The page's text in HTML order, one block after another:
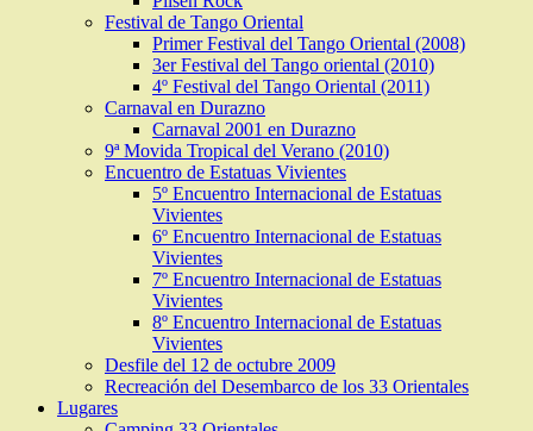
Festival de Tango Oriental
Primer Festival del Tango Oriental (2008)
3er Festival del Tango oriental (2010)
4º Festival del Tango Oriental (2011)
Carnaval en Durazno
Carnaval 2001 en Durazno
9ª Movida Tropical del Verano (2010)
Encuentro de Estatuas Vivientes
5º Encuentro Internacional de Estatuas
Vivientes
6º Encuentro Internacional de Estatuas
Vivientes
7º Encuentro Internacional de Estatuas
Vivientes
8º Encuentro Internacional de Estatuas
Vivientes
Desfile del 12 de octubre 2009
Recreación del Desembarco de los 33 Orientales
Lugares